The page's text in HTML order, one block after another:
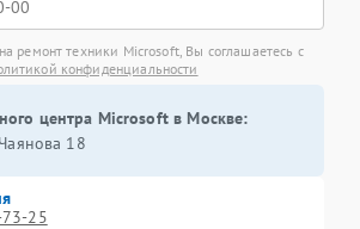
ремонт техники Microsoft, Вы соглашаетесь с
конфиденциальности
центра Microsoft в Москве:
18
25